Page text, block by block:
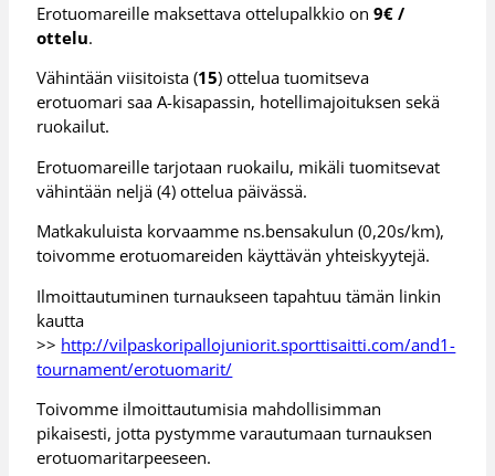
Erotuomareille maksettava ottelupalkkio on9€ /
ottelu.
Vähintään viisitoista (15) ottelua tuomitseva
erotuomari saa A-kisa­passin, hotellimajoituksen se­kä
ruokailut.
Erotuomareille tarjotaan ruokailu, mikäli tuomitsevat
vähintään neljä (4) ottelua päivässä.
Matkakuluista korvaamme ns.bensakulun (0,20s/km),
toivomme erotuomareiden käyttävän yhteiskyytejä.
Ilmoittautuminen turnaukseen tapahtuu tämän linkin
kautta
>> http://vilpaskoripallojuniorit.sporttisaitti.com/and1-
tournament/erotuomarit/
Toivomme ilmoittautumisia mahdollisimman
pikaisesti, jotta pystymme varautumaan turnauksen
erotuomaritarpeeseen.